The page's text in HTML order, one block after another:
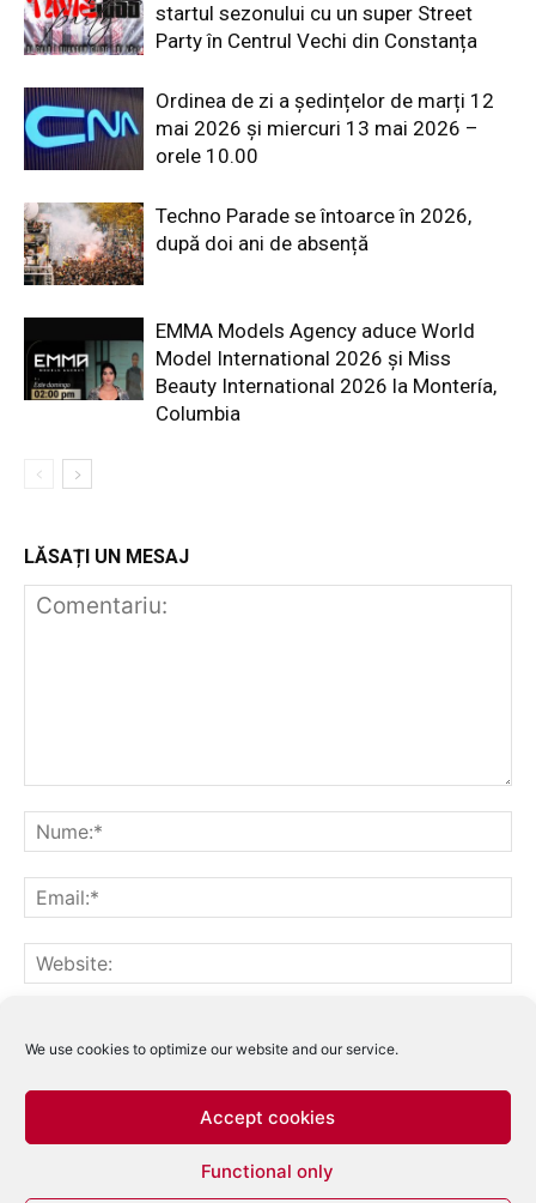
We use cookies to optimize our website and our service.
Accept cookies
Functional only
startul sezonului cu un super Street
Party în Centrul Vechi din Constanța
Ordinea de zi a ședințelor de marți 12
mai 2026 și miercuri 13 mai 2026 –
orele 10.00
Techno Parade se întoarce în 2026,
după doi ani de absență
EMMA Models Agency aduce World
Model International 2026 și Miss
Beauty International 2026 la Montería,
Columbia
LĂSAȚI UN MESAJ
Notifică-mă prin email când sunt publicate articole noi.
Acest site folosește Akismet pentru a reduce
Află cum sunt procesate datele